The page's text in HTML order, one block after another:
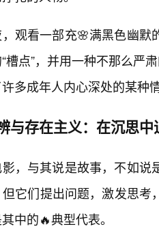
观看一部充🌸满黑色幽默
槽点”，并用一种不那么严
多成年人内心深处的某种
与存在主义：在沉思
，与其说是故事，不如
它们提出问题，激发思
中的🔥典型代表。